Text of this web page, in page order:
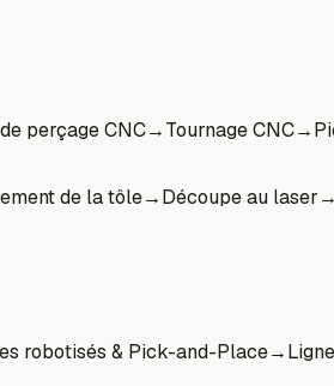
perçage CNC→Tournage CNC→
de la tôle→Découpe au laser→
robotisés & Pick-and-Place→